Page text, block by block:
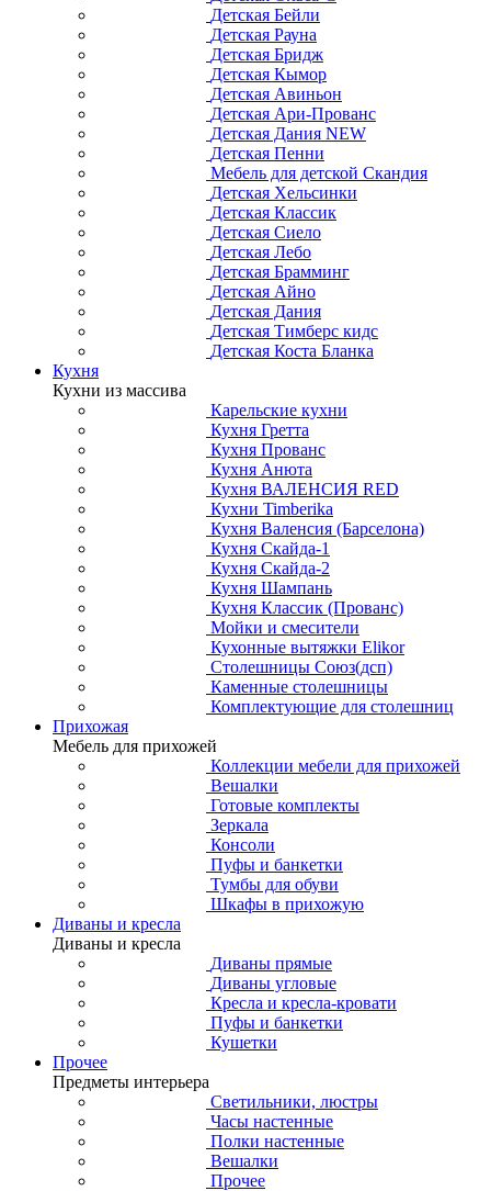
Детская Бейли
Детская Рауна
Детская Бридж
Детская Кымор
Детская Авиньон
Детская Ари-Прованс
Детская Дания NEW
Детская Пенни
Мебель для детской Скандия
Детская Хельсинки
Детская Классик
Детская Сиело
Детская Лебо
Детская Брамминг
Детская Айно
Детская Дания
Детская Тимберс кидс
Детская Коста Бланка
Кухня
Кухни из массива
Карельские кухни
Кухня Гретта
Кухня Прованс
Кухня Анюта
Кухня ВАЛЕНСИЯ RED
Кухни Timberika
Кухня Валенсия (Барселона)
Кухня Скайда-1
Кухня Скайда-2
Кухня Шампань
Кухня Классик (Прованс)
Мойки и смесители
Кухонные вытяжки Elikor
Столешницы Союз(дсп)
Каменные столешницы
Комплектующие для столешниц
Прихожая
Мебель для прихожей
Коллекции мебели для прихожей
Вешалки
Готовые комплекты
Зеркала
Консоли
Пуфы и банкетки
Тумбы для обуви
Шкафы в прихожую
Диваны и кресла
Диваны и кресла
Диваны прямые
Диваны угловые
Кресла и кресла-кровати
Пуфы и банкетки
Кушетки
Прочее
Предметы интерьера
Светильники, люстры
Часы настенные
Полки настенные
Вешалки
Прочее